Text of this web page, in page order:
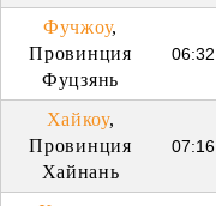
Фучжоу,
Провинция
Фуцзянь
06:32
Хайкоу,
Провинция
Хайнань
07:16